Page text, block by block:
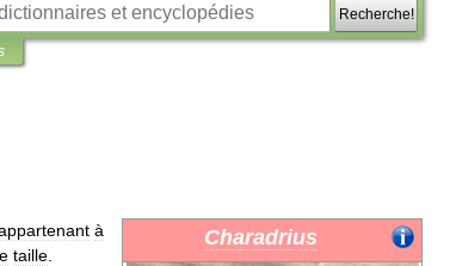
Recherche!
Charadrius
à
taille